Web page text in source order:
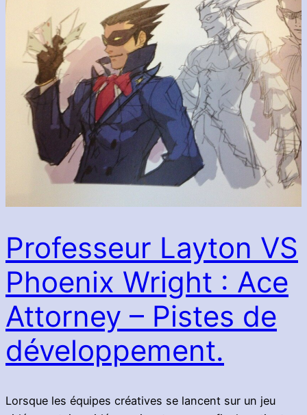
Professeur Layton VS
Phoenix Wright : Ace
Attorney – Pistes de
développement.
Lorsque les équipes créatives se lancent sur un jeu